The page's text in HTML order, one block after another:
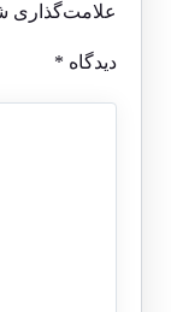
علامت‌گذاری
دیدگاه *